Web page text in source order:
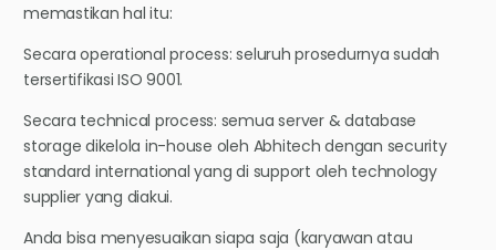
memastikan hal itu:
Secara operational process: seluruh prosedurnya sudah
tersertifikasi ISO 9001.
Secara technical process: semua server & database
storage dikelola in-house oleh Abhitech dengan security
standard international yang di support oleh technology
supplier yang diakui.
Anda bisa menyesuaikan siapa saja (karyawan atau